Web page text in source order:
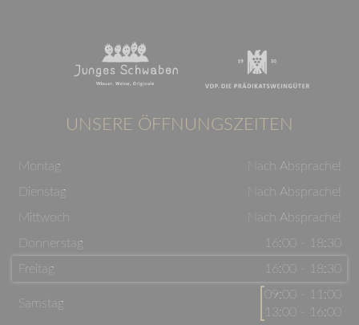
UNSERE ÖFFNUNGSZEITEN
Montag
Nach Absprache!
Dienstag
Nach Absprache!
Mittwoch
Nach Absprache!
Donnerstag
16:00 - 18:30
Freitag
16:00 - 18:30
Samstag
09:00 - 11:00
13:00 - 16:00